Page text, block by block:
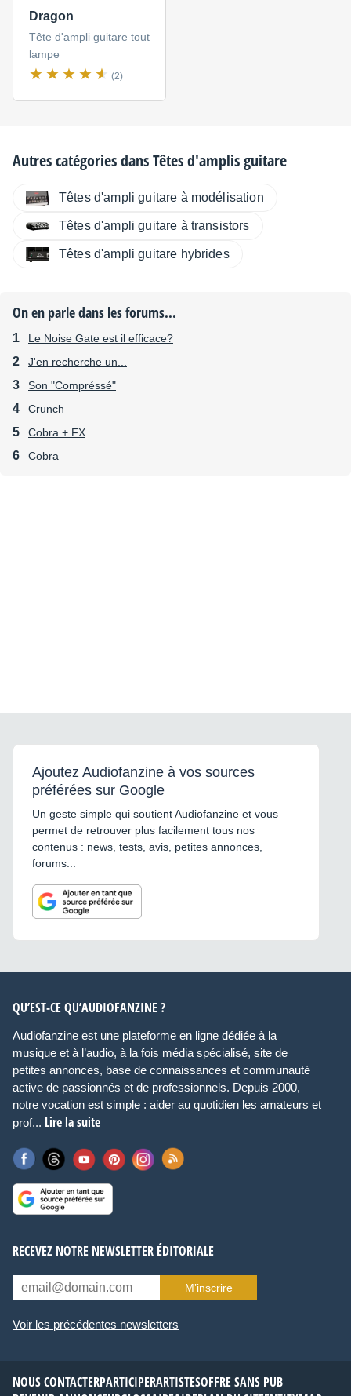
Dragon
Tête d'ampli guitare tout
lampe
(2)
Autres catégories dansTêtes d'amplis guitare
Têtes d'ampli guitare à modélisation
Têtes d'ampli guitare à transistors
Têtes d'ampli guitare hybrides
On en parle dans les forums...
Le Noise Gate est il efficace?
J'en recherche un...
Son "Compréssé"
Crunch
Cobra + FX
Cobra
Ajoutez Audiofanzine à vos sources
préférées sur Google
Un geste simple qui soutient Audiofanzine et vous
permet de retrouver plus facilement tous nos
contenus : news, tests, avis, petites annonces,
forums...
QU’EST-CE QU’AUDIOFANZINE ?
Audiofanzine est une plateforme en ligne dédiée à la
musique et à l’audio, à la fois média spécialisé, site de
petites annonces, base de connaissances et communauté
active de passionnés et de professionnels. Depuis 2000,
notre vocation est simple : aider au quotidien les amateurs et
prof... Lire la suite
RECEVEZ NOTRE NEWSLETTER ÉDITORIALE
M’inscrire
Voir les précédentes newsletters
NOUS CONTACTERPARTICIPERARTISTESOFFRE SANS PUB